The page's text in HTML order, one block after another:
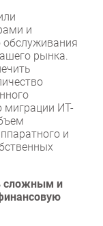
и
обслуживания
рынка.
миграции ИТ-
и
сложным и